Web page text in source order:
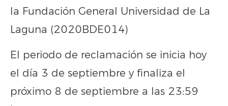
la Fundación General Universidad de La
Laguna (2020BDE014)
El periodo de reclamación se inicia hoy
el día 3 de septiembre y finaliza el
próximo 8 de septiembre a las 23:59